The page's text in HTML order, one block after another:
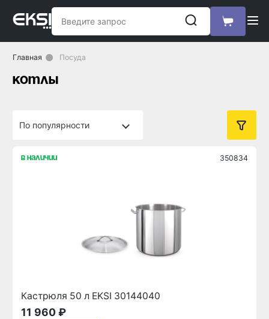
Главная Посуда
котлы
в наличии 350834
Кастрюля 50 л EKSI 30144040
11 960 ₽